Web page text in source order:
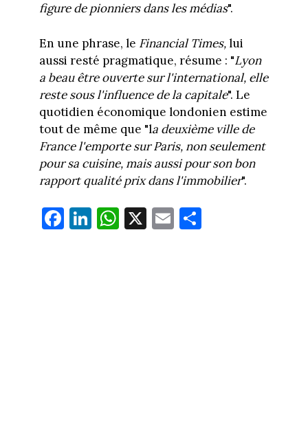
figure de pionniers dans les médias".
En une phrase, le Financial Times,lui
aussi resté pragmatique, résume : "Lyon
a beau être ouverte sur l'international, elle
reste sous l'influence de la capitale". Le
quotidien économique londonien estime
tout de même que "la deuxième ville de
France l'emporte sur Paris, non seulement
pour sa cuisine, mais aussi pour son bon
rapport qualité prix dans l'immobilier".
Fa
ce
Li
nk
W
ha
X E
m
Pa